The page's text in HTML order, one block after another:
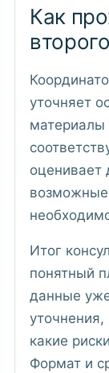
Как
уточняет
материалы
оценивает
возможные
Итог
понятный
данные
какие
Формат и